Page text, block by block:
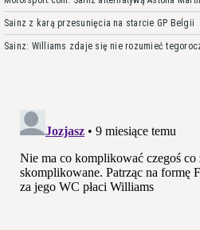
Sainz z karą przesunięcia na starcie GP Belgii
Sainz: Williams zdaje się nie rozumieć